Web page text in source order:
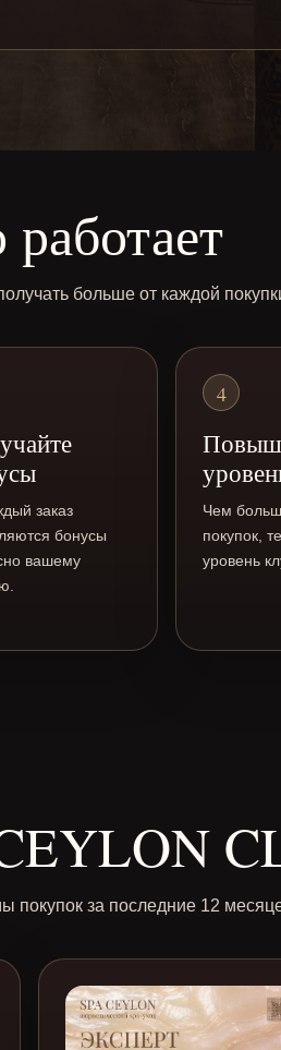
больше от каждой
заказ
бонусы
вашему
4
Чем
покупок,
уровень
покупок за последние 12